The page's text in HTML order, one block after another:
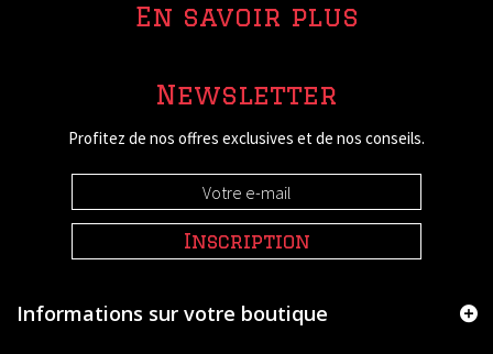
En savoir plus
Newsletter
Profitez de nos offres exclusives et de nos conseils.
Inscription
Informations sur votre boutique